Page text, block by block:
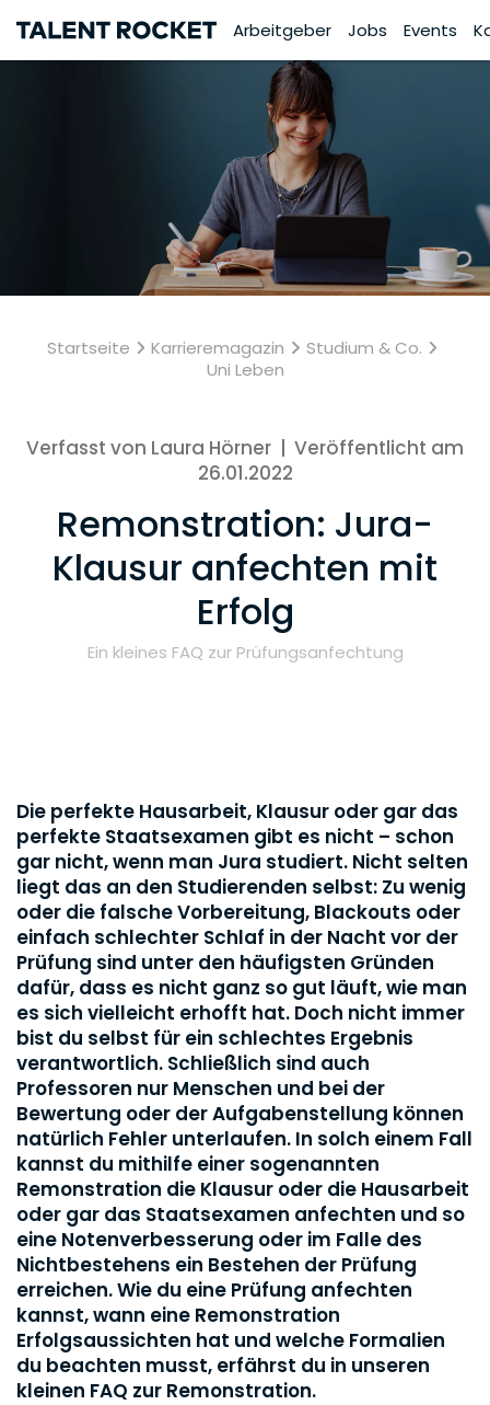
Arbeitgeber Jobs Events
Startseite Karrieremagazin
Studium & Co.
Uni Leben
Verfasst von Laura Hörner | Veröffentlicht am
26.01.2022
Remonstration: Jura-
Klausur anfechten mit
Erfolg
Ein kleines FAQ zur Prüfungsanfechtung
Die perfekte Hausarbeit, Klausur oder gar das
perfekte Staatsexamen gibt es nicht – schon
gar nicht, wenn man Jura studiert. Nicht selten
liegt das an den Studierenden selbst: Zu wenig
oder die falsche Vorbereitung, Blackouts oder
einfach schlechter Schlaf in der Nacht vor der
Prüfung sind unter den häufigsten Gründen
dafür, dass es nicht ganz so gut läuft, wie man
es sich vielleicht erhofft hat. Doch nicht immer
bist du selbst für ein schlechtes Ergebnis
verantwortlich. Schließlich sind auch
Professoren nur Menschen und bei der
Bewertung oder der Aufgabenstellung können
natürlich Fehler unterlaufen. In solch einem Fall
kannst du mithilfe einer sogenannten
Remonstration die Klausur oder die Hausarbeit
oder gar das Staatsexamen anfechten und so
eine Notenverbesserung oder im Falle des
Nichtbestehens ein Bestehen der Prüfung
erreichen. Wie du eine Prüfung anfechten
kannst, wann eine Remonstration
Erfolgsaussichten hat und welche Formalien
du beachten musst, erfährst du in unseren
kleinen FAQ zur Remonstration.